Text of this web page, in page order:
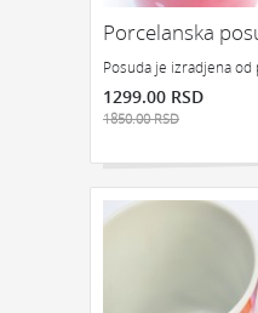
Porcelanska
Posuda je izradjena od
1299.00 RSD
1850.00 RSD